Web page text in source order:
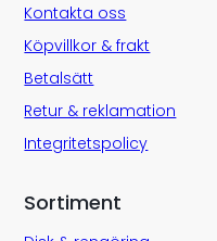
Kontakta oss
Köpvillkor & frakt
Betalsätt
Retur & reklamation
Integritetspolicy
Sortiment